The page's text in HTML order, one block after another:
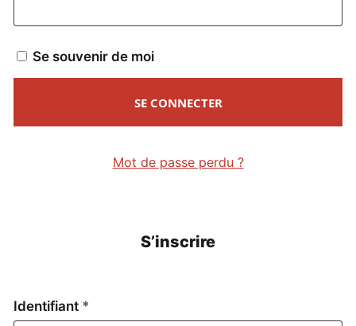
Se souvenir de moi
SE CONNECTER
Mot de passe perdu ?
S’inscrire
Identifiant *